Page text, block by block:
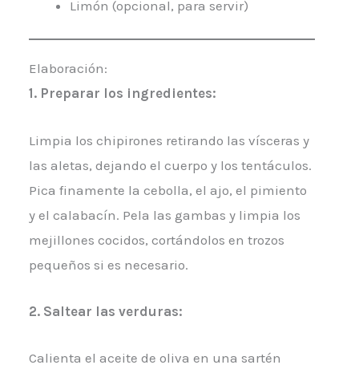
Limón (opcional, para servir)
Elaboración:
1. Preparar los ingredientes:
Limpia los chipirones retirando las vísceras y
las aletas, dejando el cuerpo y los tentáculos.
Pica finamente la cebolla, el ajo, el pimiento
y el calabacín. Pela las gambas y limpia los
mejillones cocidos, cortándolos en trozos
pequeños si es necesario.
2. Saltear las verduras:
Calienta el aceite de oliva en una sartén